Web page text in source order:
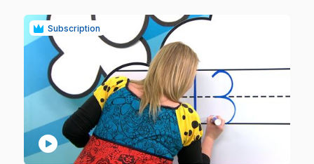
Subscription
play_circle